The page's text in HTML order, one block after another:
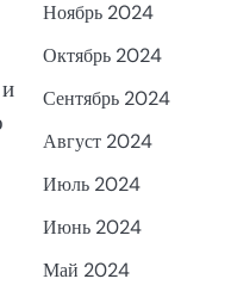
Ноябрь 2024
Октябрь 2024
Сентябрь 2024
Август 2024
Июль 2024
Июнь 2024
Май 2024